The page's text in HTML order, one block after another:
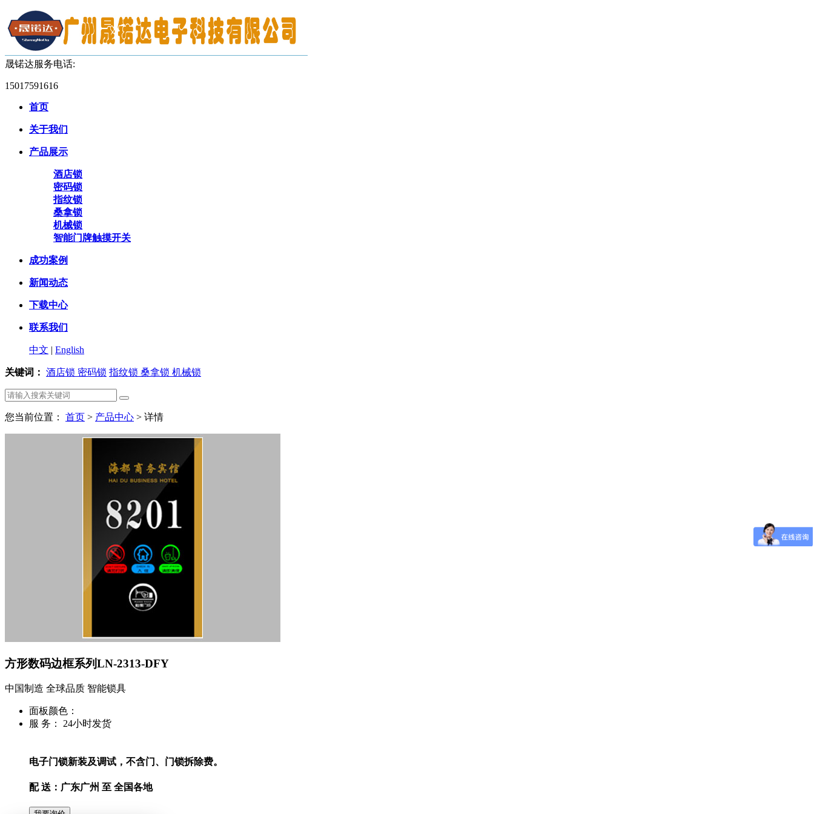
晟锘达服务电话:
15017591616
首页
关于我们
产品展示
酒店锁
密码锁
指纹锁
桑拿锁
机械锁
智能门牌触摸开关
成功案例
新闻动态
下载中心
联系我们
中文 | English
关键词： 酒店锁 密码锁 指纹锁 桑拿锁 机械锁
您当前位置： 首页 > 产品中心 > 详情
方形数码边框系列LN-2313-DFY
中国制造 全球品质 智能锁具
面板颜色：
服 务：
24小时发货
电子门锁新装及调试，不含门、门锁拆除费。
配 送： 广东广州 至 全国各地